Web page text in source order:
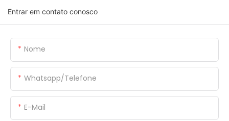
Entrar em contato conosco
Nome
Whatsapp/Telefone
E-Mail